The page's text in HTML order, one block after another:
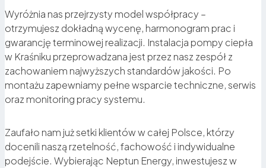
Wyróżnia nas przejrzysty model współpracy –
otrzymujesz dokładną wycenę, harmonogram prac i
gwarancję terminowej realizacji. Instalacja pompy ciepła
w Kraśniku przeprowadzana jest przez nasz zespół z
zachowaniem najwyższych standardów jakości. Po
montażu zapewniamy pełne wsparcie techniczne, serwis
oraz monitoring pracy systemu.
Zaufało nam już setki klientów w całej Polsce, którzy
docenili naszą rzetelność, fachowość i indywidualne
podejście. Wybierając Neptun Energy, inwestujesz w